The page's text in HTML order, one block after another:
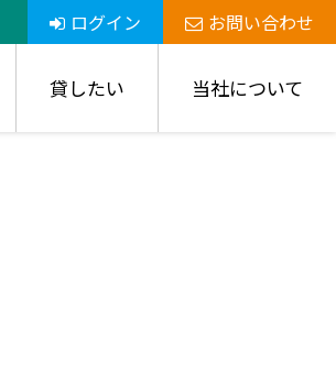
ログイン お問い合わせ
貸したい 当社について